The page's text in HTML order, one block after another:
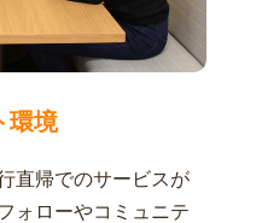
環境
直帰でのサービスが
ォローやコミュニテ